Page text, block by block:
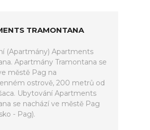
TRAMONTANA
(Apartmány) Apartments
Apartmány Tramontana se
městě Pag na
ostrově, 200 metrů od
Ubytování Apartments
se nachází ve městě Pag
- Pag).